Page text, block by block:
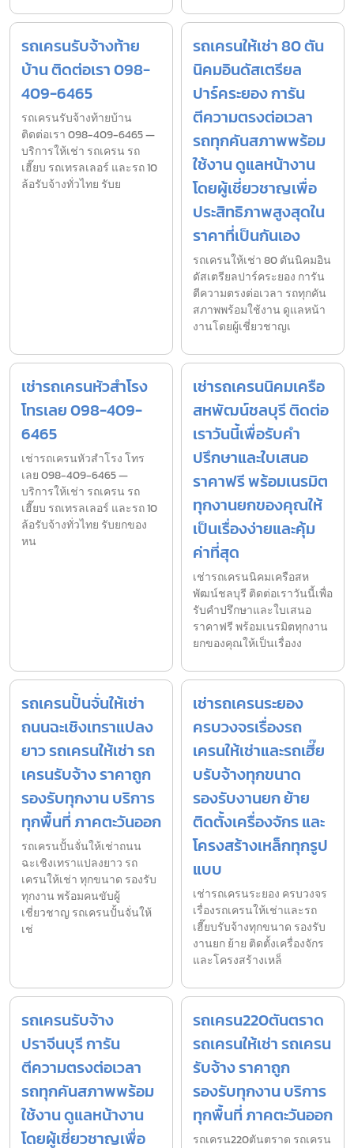
รถเครนรับจ้างท้าย
บ้าน ติดต่อเรา 098-
409-6465
รถเครนรับจ้างท้ายบ้าน
ติดต่อเรา 098-409-6465 —
บริการให้เช่า รถเครน รถ
เฮี๊ยบ รถเทรลเลอร์ และรถ 10
ล้อรับจ้างทั่วไทย รับย
รถเครนให้เช่า 80 ตัน
นิคมอินดัสเตรียล
ปาร์คระยอง การัน
ตีความตรงต่อเวลา
รถทุกคันสภาพพร้อม
ใช้งาน ดูแลหน้างาน
โดยผู้เชี่ยวชาญเพื่อ
ประสิทธิภาพสูงสุดใน
ราคาที่เป็นกันเอง
รถเครนให้เช่า 80 ตันนิคมอิน
ดัสเตรียลปาร์คระยอง การัน
ตีความตรงต่อเวลา รถทุกคัน
สภาพพร้อมใช้งาน ดูแลหน้า
งานโดยผู้เชี่ยวชาญเ
เช่ารถเครนหัวสำโรง
โทรเลย 098-409-
6465
เช่ารถเครนหัวสำโรง โทร
เลย 098-409-6465 —
บริการให้เช่า รถเครน รถ
เฮี๊ยบ รถเทรลเลอร์ และรถ 10
ล้อรับจ้างทั่วไทย รับยกของ
หน
เช่ารถเครนนิคมเครือ
สหพัฒน์ชลบุรี ติดต่อ
เราวันนี้เพื่อรับคำ
ปรึกษาและใบเสนอ
ราคาฟรี พร้อมเนรมิต
ทุกงานยกของคุณให้
เป็นเรื่องง่ายและคุ้ม
ค่าที่สุด
เช่ารถเครนนิคมเครือสห
พัฒน์ชลบุรี ติดต่อเราวันนี้เพื่อ
รับคำปรึกษาและใบเสนอ
ราคาฟรี พร้อมเนรมิตทุกงาน
ยกของคุณให้เป็นเรื่องง
รถเครนปั้นจั่นให้เช่า
ถนนฉะเชิงเทราแปลง
ยาว รถเครนให้เช่า รถ
เครนรับจ้าง ราคาถูก
รองรับทุกงาน บริการ
ทุกพื้นที่ ภาคตะวันออก
รถเครนปั้นจั่นให้เช่าถนน
ฉะเชิงเทราแปลงยาว รถ
เครนให้เช่า ทุกขนาด รองรับ
ทุกงาน พร้อมคนขับผู้
เชี่ยวชาญ รถเครนปั้นจั่นให้
เช่
เช่ารถเครนระยอง
ครบวงจรเรื่องรถ
เครนให้เช่าและรถเฮี๊ย
บรับจ้างทุกขนาด
รองรับงานยก ย้าย
ติดตั้งเครื่องจักร และ
โครงสร้างเหล็กทุกรูป
แบบ
เช่ารถเครนระยอง ครบวงจร
เรื่องรถเครนให้เช่าและรถ
เฮี๊ยบรับจ้างทุกขนาด รองรับ
งานยก ย้าย ติดตั้งเครื่องจักร
และโครงสร้างเหล็
รถเครนรับจ้าง
ปราจีนบุรี การัน
ตีความตรงต่อเวลา
รถทุกคันสภาพพร้อม
ใช้งาน ดูแลหน้างาน
โดยผู้เชี่ยวชาญเพื่อ
รถเครน220ตันตราด
รถเครนให้เช่า รถเครน
รับจ้าง ราคาถูก
รองรับทุกงาน บริการ
ทุกพื้นที่ ภาคตะวันออก
รถเครน220ตันตราด รถเครน